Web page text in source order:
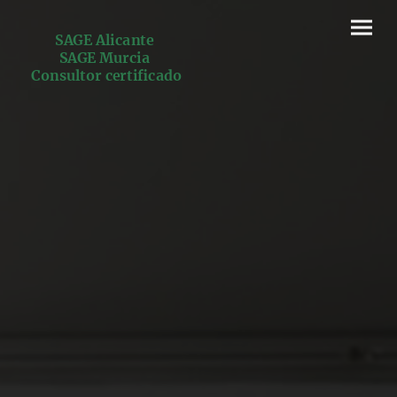
SAGE Alicante
SAGE Murcia
Consultor certificado